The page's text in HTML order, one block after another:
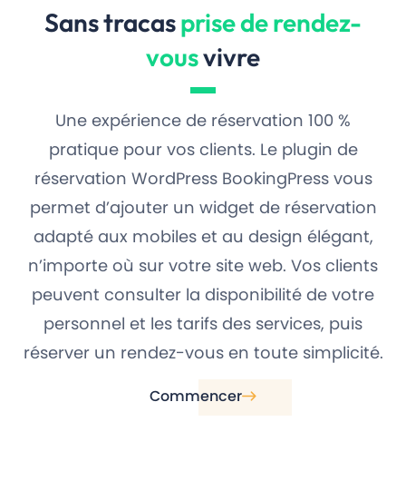
Sans tracasprise de rendez-
vousvivre
Une expérience de réservation 100 %
pratique pour vos clients. Le plugin de
réservation WordPress BookingPress vous
permet d’ajouter un widget de réservation
adapté aux mobiles et au design élégant,
n’importe où sur votre site web. Vos clients
peuvent consulter la disponibilité de votre
personnel et les tarifs des services, puis
réserver un rendez-vous en toute simplicité.
Commencer